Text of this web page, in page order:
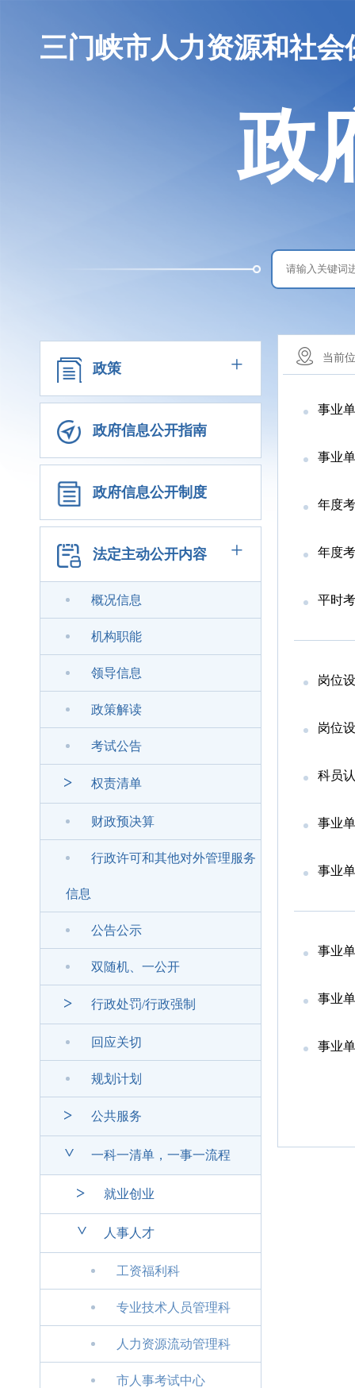
三门峡市人力资源和社会
政
政策 +
政府信息公开指南
政府信息公开制度
法定主动公开内容 +
概况信息
机构职能
领导信息
政策解读
考试公告
> 权责清单
财政预决算
行政许可和其他对外管理服务
信息
公告公示
双随机、一公开
> 行政处罚/行政强制
回应关切
规划计划
> 公共服务
> 一科一清单，一事一流程
> 就业创业
> 人事人才
工资福利科
专业技术人员管理科
人力资源流动管理科
市人事考试中心
当前
事业
事业
年度
年度
平时
岗位
岗位
科员
事业
事业
事业
事业
事业